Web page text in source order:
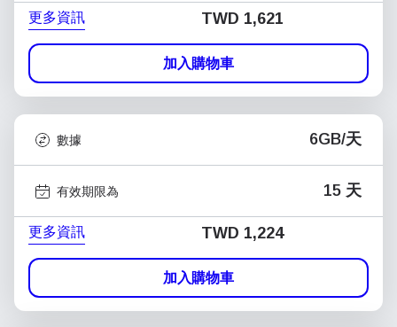
更多資訊 TWD 1,621
加入購物車
數據 6GB/天
有效期限為 15 天
更多資訊 TWD 1,224
加入購物車